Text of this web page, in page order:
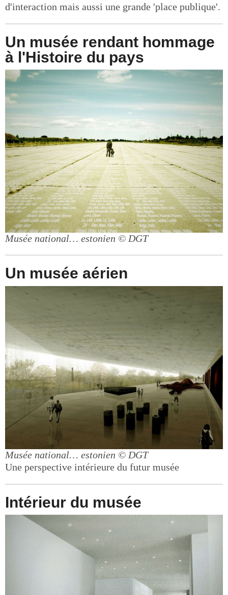
d'interaction mais aussi une grande 'place publique'.
Un musée rendant hommage
à l'Histoire du pays
Musée national… estonien © DGT
Un musée aérien
Musée national… estonien © DGT
Une perspective intérieure du futur musée
Intérieur du musée